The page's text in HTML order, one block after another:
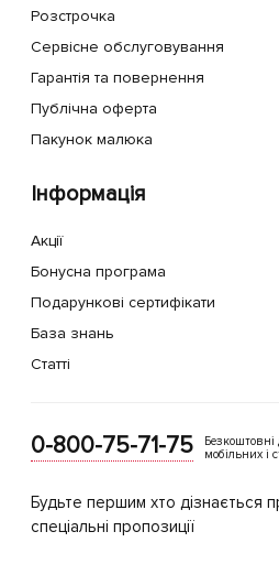
Розстрочка
Сервісне обслуговування
Гарантія та повернення
Публічна оферта
Пакунок малюка
Інформація
Акції
Бонусна програма
Подарункові сертифікати
База знань
Статті
0-800-75-71-75
Безкоштовні
мобільних і
Будьте першим хто дізнається
спеціальні пропозиції